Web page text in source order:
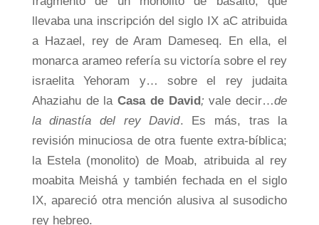
llevaba una inscripción del siglo IX aC atribuida
a Hazael, rey de Aram Dameseq. En ella, el
monarca arameo refería su victoría sobre el rey
israelita Yehoram y… sobre el rey judaita
Ahaziahu de laCasa de David;vale decir…de
la dinastía del rey David. Es más, tras la
revisión minuciosa de otra fuente extra-bíblica;
la Estela (monolito) de Moab, atribuida al rey
moabita Meishá y también fechada en el siglo
IX, apareció otra mención alusiva al susodicho
rey hebreo.